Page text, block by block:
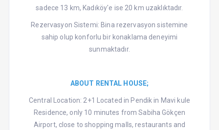
sadece 13 km, Kadıköy'e ise 20 km uzaklıktadır.
Rezervasyon Sistemi: Bina rezervasyon sistemine
sahip olup konforlu bir konaklama deneyimi
sunmaktadır.
ABOUT RENTAL HOUSE;
Central Location: 2+1 Located in Pendik in Mavi kule
Residence, only 10 minutes from Sabiha Gökçen
Airport, close to shopping malls, restaurants and